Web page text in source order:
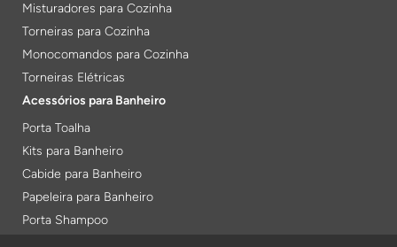
Misturadores para Cozinha
Torneiras para Cozinha
Monocomandos para Cozinha
Torneiras Elétricas
Acessórios para Banheiro
Porta Toalha
Kits para Banheiro
Cabide para Banheiro
Papeleira para Banheiro
Porta Shampoo